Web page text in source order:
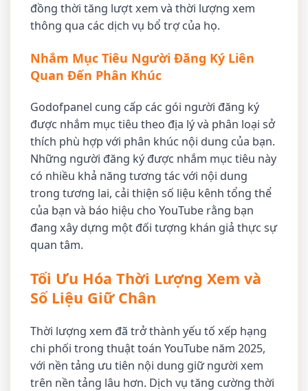
đồng thời tăng lượt xem và thời lượng xem
thông qua các dịch vụ bổ trợ của họ.
Nhắm Mục Tiêu Người Đăng Ký Liên
Quan Đến Phân Khúc
Godofpanel cung cấp các gói người đăng ký
được nhắm mục tiêu theo địa lý và phân loại sở
thích phù hợp với phân khúc nội dung của bạn.
Những người đăng ký được nhắm mục tiêu này
có nhiều khả năng tương tác với nội dung
trong tương lai, cải thiện số liệu kênh tổng thể
của bạn và báo hiệu cho YouTube rằng bạn
đang xây dựng một đối tượng khán giả thực sự
quan tâm.
Tối Ưu Hóa Thời Lượng Xem và
Số Liệu Giữ Chân
Thời lượng xem đã trở thành yếu tố xếp hạng
chi phối trong thuật toán YouTube năm 2025,
với nền tảng ưu tiên nội dung giữ người xem
trên nền tảng lâu hơn. Dịch vụ tăng cường thời